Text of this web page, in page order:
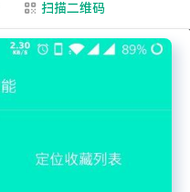
蓝奏云分享部分地区无法访问需手动修改www.lanzous.com变为:www.lanzoux.com
好气啊~原来使用的CDN服务商莫名其妙的给我服务取消了~
扫描二维码